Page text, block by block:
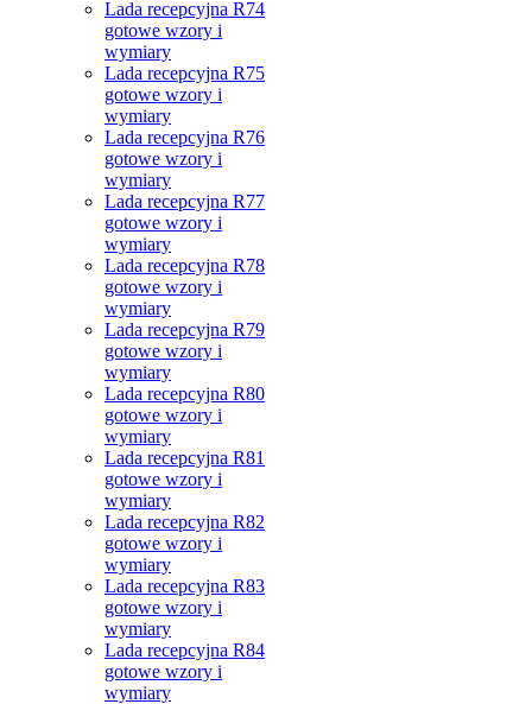
Lada recepcyjna R74
gotowe wzory i
wymiary
Lada recepcyjna R75
gotowe wzory i
wymiary
Lada recepcyjna R76
gotowe wzory i
wymiary
Lada recepcyjna R77
gotowe wzory i
wymiary
Lada recepcyjna R78
gotowe wzory i
wymiary
Lada recepcyjna R79
gotowe wzory i
wymiary
Lada recepcyjna R80
gotowe wzory i
wymiary
Lada recepcyjna R81
gotowe wzory i
wymiary
Lada recepcyjna R82
gotowe wzory i
wymiary
Lada recepcyjna R83
gotowe wzory i
wymiary
Lada recepcyjna R84
gotowe wzory i
wymiary